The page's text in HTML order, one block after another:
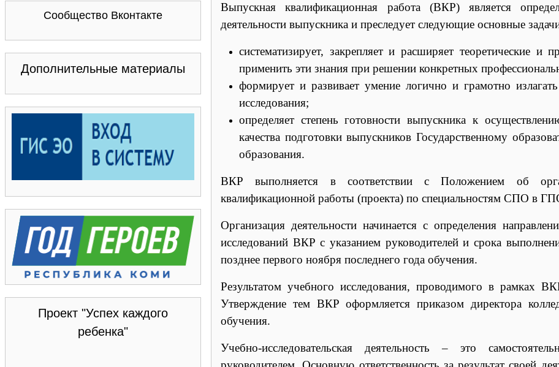
Сообщество Вконтакте
Дополнительные материалы
Проект "Успех каждого
ребенка"
Выпускная квалификационная работа (ВКР) является
деятельности выпускника и преследует следующие основные
систематизирует, закрепляет и расширяет теоретические и
применить эти знания при решении конкретных
формирует и развивает умение логично и грамотно
исследования;
определяет степень готовности выпускника к
качества подготовки выпускников Государственному
образования.
ВКР выполняется в соответствии сПоложением об
квалификационной работы (проекта) по специальностям СПО в
Организация деятельности начинается с определения
исследований ВКР с указанием руководителей и срока
позднее первого ноября последнего года обучения.
Результатом учебного исследования, проводимого в рамках
Утверждение тем ВКР оформляется приказом директора
обучения.
Учебно-исследовательская деятельность – это